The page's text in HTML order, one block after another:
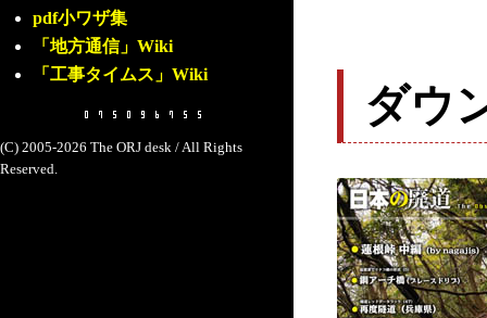
pdf小ワザ集
「地方通信」Wiki
「工事タイムス」Wiki
(C) 2005-2026 The ORJ desk / All Rights
Reserved.
ダウ